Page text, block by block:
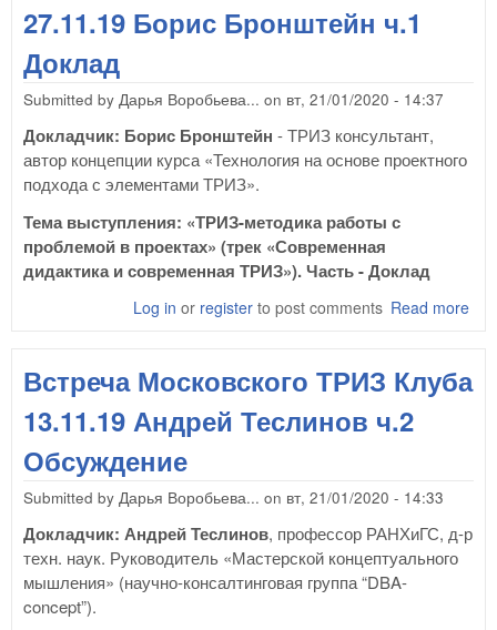
27.11.19 Борис Бронштейн ч.1
Доклад
Submitted by Дарья Воробьева... on вт, 21/01/2020 - 14:37
Докладчик: Борис Бронштейн - ТРИЗ консультант,
автор концепции курса «Технология на основе проектного
подхода с элементами ТРИЗ».
Тема выступления: «ТРИЗ-методика работы с
проблемой в проектах» (трек «Современная
дидактика и современная ТРИЗ»). Часть - Доклад
Read more
Log in or register to post comments
Встреча Московского ТРИЗ Клуба
13.11.19 Андрей Теслинов ч.2
Обсуждение
Submitted by Дарья Воробьева... on вт, 21/01/2020 - 14:33
Докладчик: Андрей Теслинов, профессор РАНХиГС, д-р
техн. наук. Руководитель «Мастерской концептуального
мышления» (научно-консалтинговая группа “DBA-
concept”).